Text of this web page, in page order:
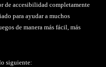
de accesibilidad completamente
para ayudar a muchos
de manera más fácil, más
siguiente: